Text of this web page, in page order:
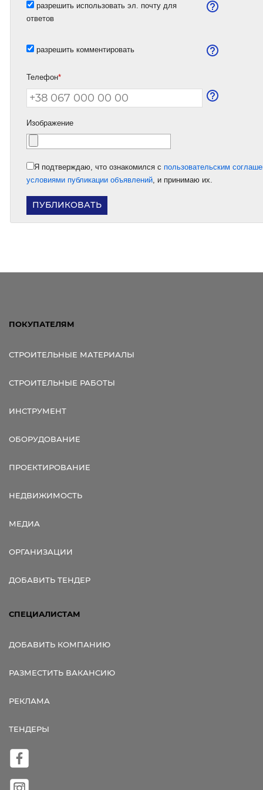
разрешить использовать эл. почту для
ответов
разрешить комментировать
Телефон*
Изображение
Я подтверждаю, что ознакомился с пользовательским
условиями публикации объявлений , и принимаю их.
ПОКУПАТЕЛЯМ
СТРОИТЕЛЬНЫЕ МАТЕРИАЛЫ
СТРОИТЕЛЬНЫЕ РАБОТЫ
ИНСТРУМЕНТ
ОБОРУДОВАНИЕ
ПРОЕКТИРОВАНИЕ
НЕДВИЖИМОСТЬ
МЕДИА
ОРГАНИЗАЦИИ
ДОБАВИТЬ ТЕНДЕР
СПЕЦИАЛИСТАМ
ДОБАВИТЬ КОМПАНИЮ
РАЗМЕСТИТЬ ВАКАНСИЮ
РЕКЛАМА
ТЕНДЕРЫ